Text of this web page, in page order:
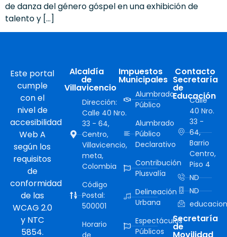
de danza del género góspel en una exhibición de
talento y […]
Este portal
cumple
con el
nivel de
accesibilidad
Web A
según los
requisitos
de
conformidad
de las
WCAG 2.0
y NTC
5854.
Alcaldía
de
Villavicencio
Dirección:
Calle 40 Nro.
33 - 64,
Centro,
Villavicencio,
meta,
Colombia
Código
Postal:
500001
Horario
de
Impuestos
Municipales
Alumbrado
Público
Alumbrado
Público
Declarativo
Contribución
Plusvalía
Delineación
Urbana
Espectáculos
Públicos
Contacto
Secretaría
de
Educación
Calle
40 Nro.
33 -
64,
Barrio
Centro,
Piso 4
ND
ND
Secretaría
de